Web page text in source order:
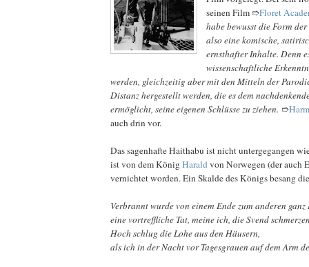
seinen Film ➱Floret
habe bewusst die Form
also eine komische,
ernsthafter Inhalte. Denn
wissenschaftliche
werden, gleichzeitig aber mit den Mitteln der
Distanz hergestellt werden, die es dem
ermöglicht, seine eigenen Schlüsse zu ziehen. ➱
auch drin vor.
Das sagenhafte Haithabu ist nicht untergegangen
ist von dem König Haraldvon Norwegen (der auch
vernichtet worden. Ein Skalde des Königs besang
Verbrannt wurde von einem Ende zum anderen
eine vortreffliche Tat, meine ich, die Svend
Hoch schlug die Lohe aus den Häusern,
als ich in der Nacht vor Tagesgrauen auf dem Arm